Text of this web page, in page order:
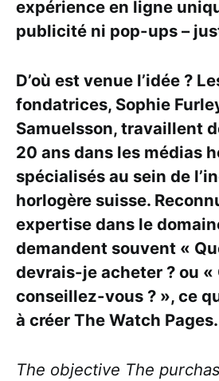
expérience en ligne
publicité ni pop-ups –
D’où est venue l’idée ?
fondatrices, Sophie
Samuelsson, travaillent
20 ans dans les médias
spécialisés au sein de
horlogère suisse.
expertise dans le
demandent souvent «
devrais-je acheter ? ou «
conseillez-vous ? », ce
à créer The Watch Pages.
The objective The